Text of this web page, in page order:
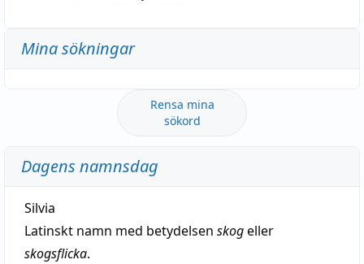
Mina sökningar
Rensa mina
sökord
Dagens namnsdag
Silvia
Latinskt namn med betydelsen skogeller
skogsflicka.